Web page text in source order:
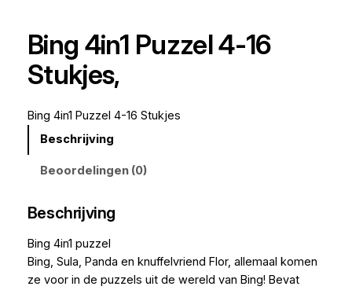
Bing 4in1 Puzzel 4-16
Stukjes,
Bing 4in1 Puzzel 4-16 Stukjes
Beschrijving
Beoordelingen (0)
Beschrijving
Bing 4in1 puzzel
Bing, Sula, Panda en knuffelvriend Flor, allemaal komen
ze voor in de puzzels uit de wereld van Bing! Bevat